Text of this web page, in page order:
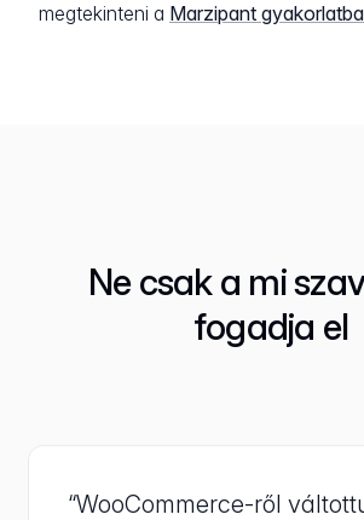
megtekinteni a Marzipant
Ne csak a mi
fogadja el
“WooCommerce-ről